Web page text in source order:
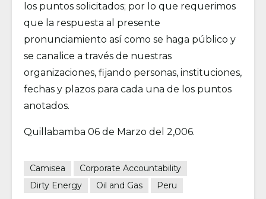
los puntos solicitados; por lo que requerimos
que la respuesta al presente
pronunciamiento así como se haga público y
se canalice a través de nuestras
organizaciones, fijando personas, instituciones,
fechas y plazos para cada una de los puntos
anotados.
Quillabamba 06 de Marzo del 2,006.
Camisea
Corporate Accountability
Dirty Energy
Oil and Gas Peru